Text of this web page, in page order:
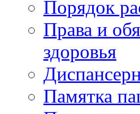
Порядок
Права и
здоровья
Памятка